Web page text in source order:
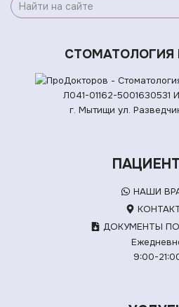
СТОМАТОЛОГИЯ
Л041-01162-5001630531
г. Мытищи ул.
НАШИ
ДОКУМЕНТЫ ПО
9:00-